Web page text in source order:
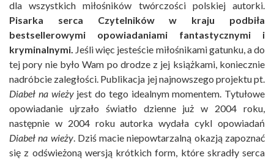
dla wszystkich miłośników twórczości polskiej autorki.
Pisarka serca Czytelników w kraju podbiła
bestsellerowymi opowiadaniami fantastycznymi i
kryminalnymi. Jeśli więc jesteście miłośnikami gatunku, a do
tej pory nie było Wam po drodze z jej książkami, koniecznie
nadróbcie zaległości. Publikacja jej najnowszego projektu pt.
Diabeł na wieżyjest do tego idealnym momentem. Tytułowe
opowiadanie ujrzało światło dzienne już w 2004 roku,
następnie w 2004 roku autorka wydała cykl opowiadań
Diabeł na wieży. Dziś macie niepowtarzalną okazją zapoznać
się z odświeżoną wersją krótkich form, które skradły serca